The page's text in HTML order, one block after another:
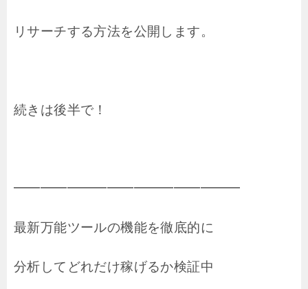
リサーチする方法を公開します。
続きは後半で！
━━━━━━━━━━━━━━━━━
最新万能ツールの機能を徹底的に
分析してどれだけ稼げるか検証中